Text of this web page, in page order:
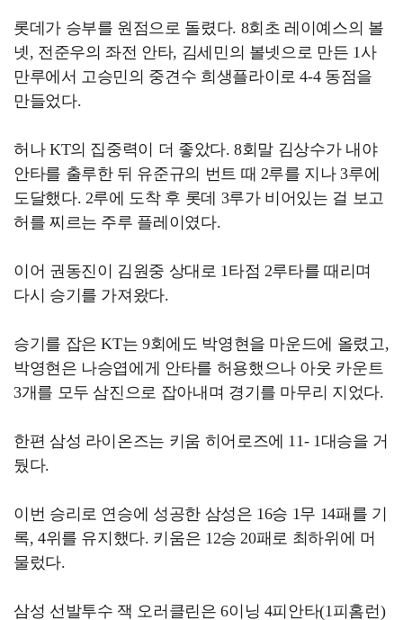
롯데가 승부를 원점으로 돌렸다. 8회초 레이예스의 볼
넷, 전준우의 좌전 안타, 김세민의 볼넷으로 만든 1사
만루에서 고승민의 중견수 희생플라이로 4-4 동점을
만들었다.
허나 KT의 집중력이 더 좋았다. 8회말 김상수가 내야
안타를 출루한 뒤 유준규의 번트 때 2루를 지나 3루에
도달했다. 2루에 도착 후 롯데 3루가 비어있는 걸 보고
허를 찌르는 주루 플레이였다.
이어 권동진이 김원중 상대로 1타점 2루타를 때리며
다시 승기를 가져왔다.
승기를 잡은 KT는 9회에도 박영현을 마운드에 올렸고,
박영현은 나승엽에게 안타를 허용했으나 아웃 카운트
3개를 모두 삼진으로 잡아내며 경기를 마무리 지었다.
한편 삼성 라이온즈는 키움 히어로즈에 11- 1대승을 거
뒀다.
이번 승리로 연승에 성공한 삼성은 16승 1무 14패를 기
록, 4위를 유지했다. 키움은 12승 20패로 최하위에 머
물렀다.
삼성 선발투수 잭 오러클린은 6이닝 4피안타(1피홈런)